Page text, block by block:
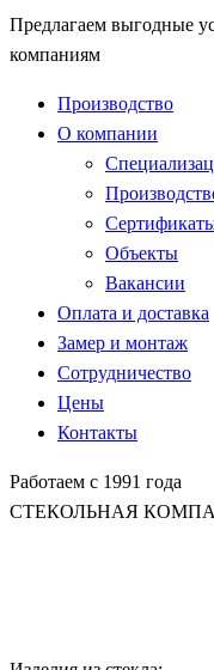
Предлагаем выгодные
компаниям
Производство
О компании
Объекты
Вакансии
Оплата и доставка
Замер и монтаж
Сотрудничество
Цены
Контакты
Работаем с 1991 года
СТЕКОЛЬНАЯ